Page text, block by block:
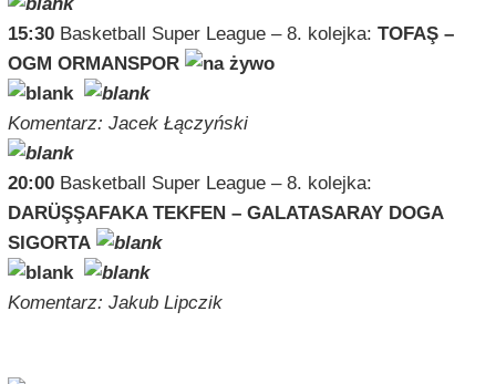
15:30Basketball Super League – 8. kolejka: TOFAŞ –
OGM ORMANSPOR
Komentarz: Jacek Łączyński
20:00Basketball Super League – 8. kolejka:
DARÜŞŞAFAKA TEKFEN – GALATASARAY DOGA
SIGORTA
Komentarz: Jakub Lipczik